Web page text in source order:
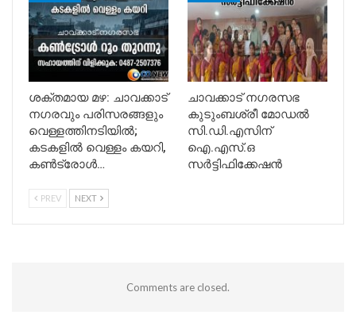
ശക്തമായ മഴ: ചാവക്കാട്
നഗരവും പരിസരങ്ങളും
വെള്ളത്തിനടിയിൽ;
കടകളിൽ വെള്ളം കയറി,
കൺട്രോൾ…
ചാവക്കാട് നഗരസഭ
കുടുംബശ്രീ മോഡൽ
സി.ഡി.എസിന്
ഐ.എസ്.ഒ
സർട്ടിഫിക്കേഷൻ
PREV NEXT
Comments are closed.